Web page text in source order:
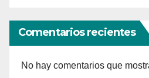
Comentarios recientes
No hay comentarios que